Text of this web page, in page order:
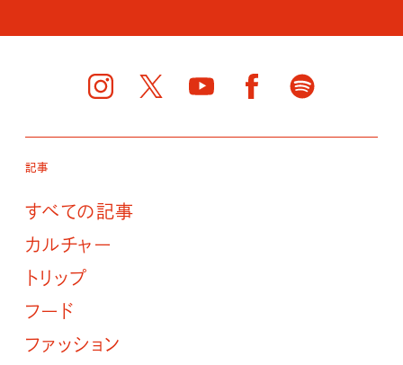
記事
すべての記事
カルチャー
トリップ
フード
ファッション